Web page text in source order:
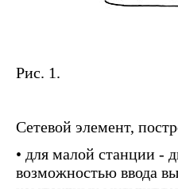
Рис. 1.
Сетевой элемент,
• для малой станции -
возможностью ввода